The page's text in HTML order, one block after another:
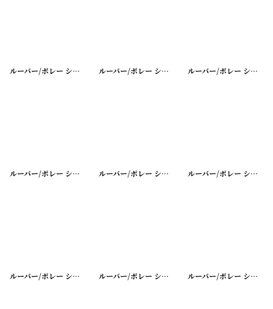
ルーバー/ボレー シャッター シングル [20200401-25 ]
ルーバー/ボレー シャッター シングル [20200401-
ルーバー/ボレー シャッター シングル
ルーバー/ボレー シャッター シングル [20200401-22 ]
ルーバー/ボレー シャッター シングル [20200401-21
ルーバー/ボレー シャッター シングル
ルーバー/ボレー シャッター シングル [20200401-19
ルーバー/ボレー シャッター シングル [20200401-18
ルーバー/ボレー シャッター シングル